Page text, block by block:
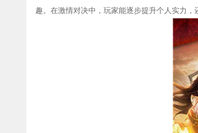
趣。在激情对决中，玩家能逐步提升个人实力，